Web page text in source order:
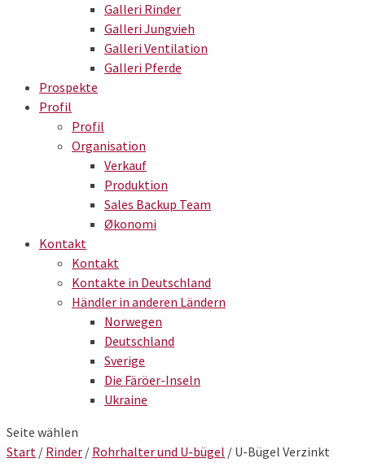
Galleri Rinder
Galleri Jungvieh
Galleri Ventilation
Galleri Pferde
Prospekte
Profil
Profil
Organisation
Verkauf
Produktion
Sales Backup Team
Økonomi
Kontakt
Kontakt
Kontakte in Deutschland
Händler in anderen Ländern
Norwegen
Deutschland
Sverige
Die Färöer-Inseln
Ukraine
Seite wählen
Start / Rinder / Rohrhalter und U-bügel / U-Bügel Verzinkt